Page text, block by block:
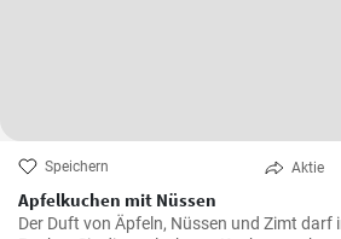
Speichern Aktie
Apfelkuchen mit Nüssen
Der Duft von Äpfeln, Nüssen und Zimt darf